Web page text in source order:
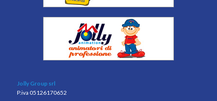
Jolly Group srl
P.iva 05126170652